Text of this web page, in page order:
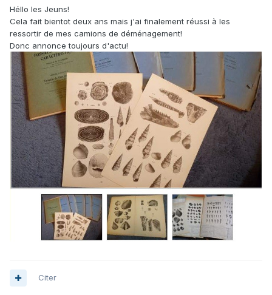
Héllo les Jeuns!
Cela fait bientot deux ans mais j'ai finalement réussi à les
ressortir de mes camions de déménagement!
Donc annonce toujours d'actu!
Citer